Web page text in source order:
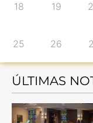
18 19
25 26
ÚLTIMAS